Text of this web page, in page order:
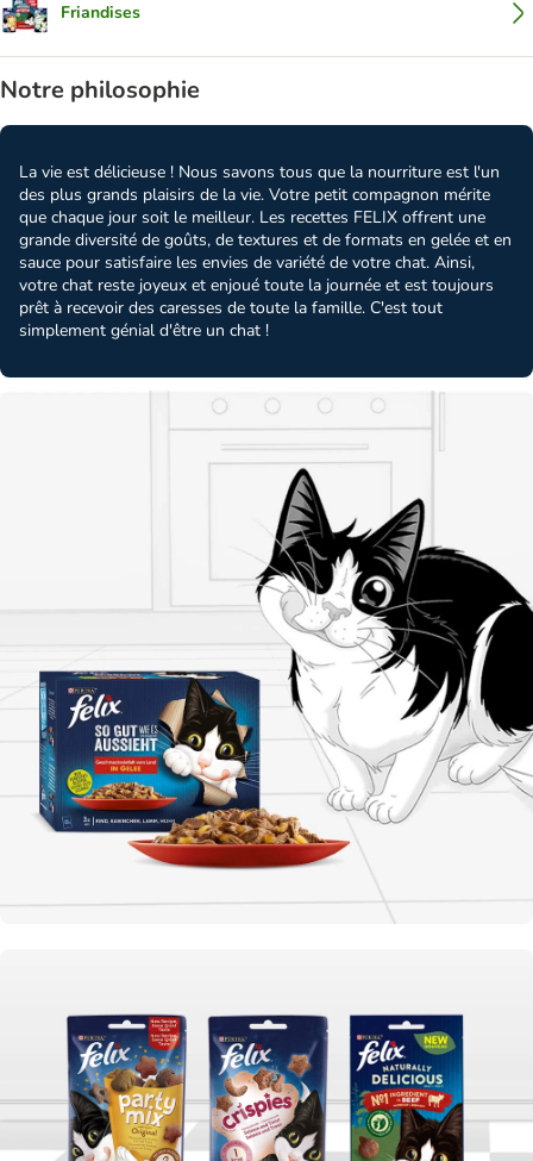
Friandises
Notre philosophie
La vie est délicieuse ! Nous savons tous que la nourriture est l'un
des plus grands plaisirs de la vie. Votre petit compagnon mérite
que chaque jour soit le meilleur. Les recettes FELIX offrent une
grande diversité de goûts, de textures et de formats en gelée et en
sauce pour satisfaire les envies de variété de votre chat. Ainsi,
votre chat reste joyeux et enjoué toute la journée et est toujours
prêt à recevoir des caresses de toute la famille. C'est tout
simplement génial d'être un chat !